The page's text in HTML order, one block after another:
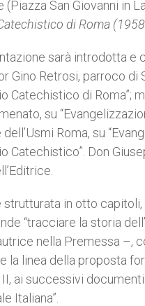
r(Piazza San Giovanni in
di Roma
sarà introdotta e
Gino Retrosi, parroco di
Catechistico di Roma”;
su
Roma, su
Catechistico”. Don
strutturata in otto
“tracciare la storia
nella Premessa –,
la linea della proposta
ai successivi
Italiana”.